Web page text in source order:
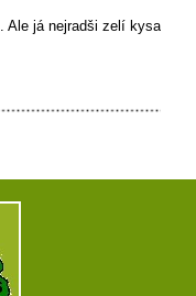
já nejradši zelí kysaný.